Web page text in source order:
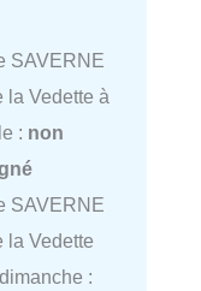
SAVERNE
la Vedette à
: non
SAVERNE
la Vedette
: